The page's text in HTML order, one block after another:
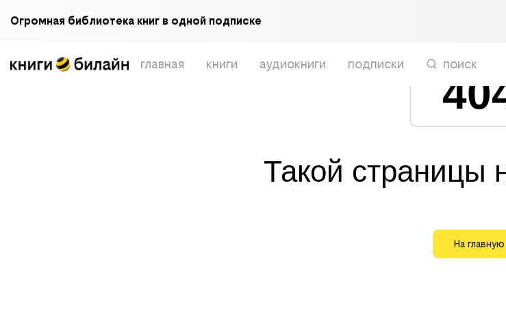
Огромная библиотека книг в одной подписке
главная книги аудиокниги подписки поиск
Такой страницы
На главную